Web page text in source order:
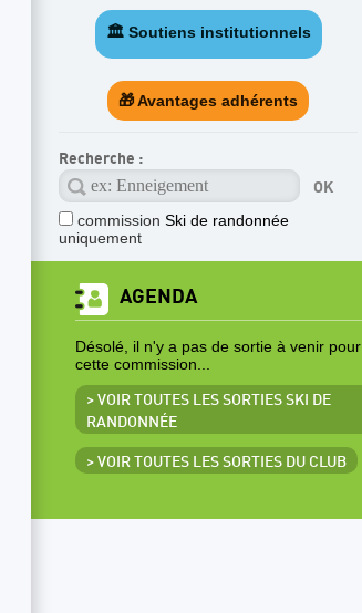
🏛️ Soutiens institutionnels
🎁 Avantages adhérents
Recherche :
commission Ski de randonnée
uniquement
AGENDA
Désolé, il n'y a pas de sortie à venir pour
cette commission...
> VOIR TOUTES LES SORTIES SKI DE
RANDONNÉE
> VOIR TOUTES LES SORTIES DU CLUB